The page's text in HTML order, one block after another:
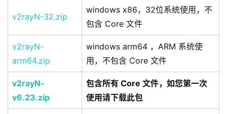
v2rayN-32.zip
windows x86，32位系统使用，不
包含 Core 文件
v2rayN-
arm64.zip
windows arm64 ，ARM 系统使
用，不包含 Core 文件
v2rayN-
v6.23.zip
包含所有 Core 文件，如您第一次
使用请下载此包